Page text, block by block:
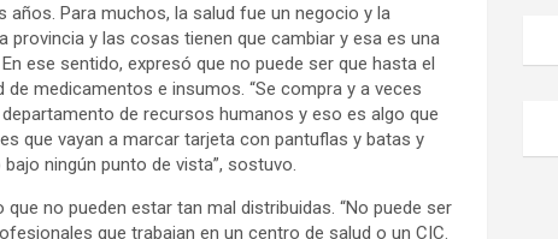
Para muchos, la salud fue un negocio y la
y las cosas tienen que cambiar y esa es una
ese sentido, expresó que no puede ser que hasta el
medicamentos e insumos. “Se compra y a veces
de recursos humanos y eso es algo que
que vayan a marcar tarjeta con pantuflas y batas y
ningún punto de vista”, sostuvo.
no pueden estar tan mal distribuidas. “No puede ser
que trabajan en un centro de salud o un CIC.